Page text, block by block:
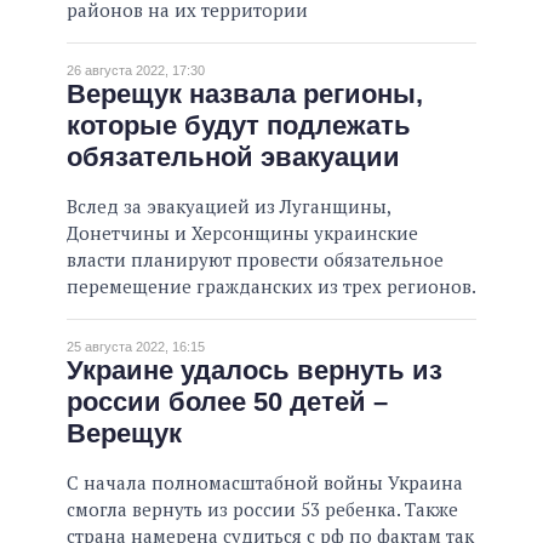
районов на их территории
26 августа 2022, 17:30
Верещук назвала регионы,
которые будут подлежать
обязательной эвакуации
Вслед за эвакуацией из Луганщины,
Донетчины и Херсонщины украинские
власти планируют провести обязательное
перемещение гражданских из трех регионов.
25 августа 2022, 16:15
Украине удалось вернуть из
россии более 50 детей –
Верещук
С начала полномасштабной войны Украина
смогла вернуть из россии 53 ребенка. Также
страна намерена судиться с рф по фактам так